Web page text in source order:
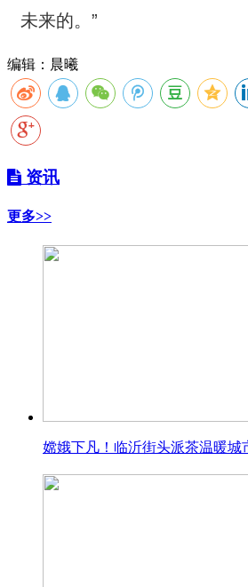
未来的。”
编辑：晨曦
资讯
更多>>
嫦娥下凡！临沂街头派茶温暖城